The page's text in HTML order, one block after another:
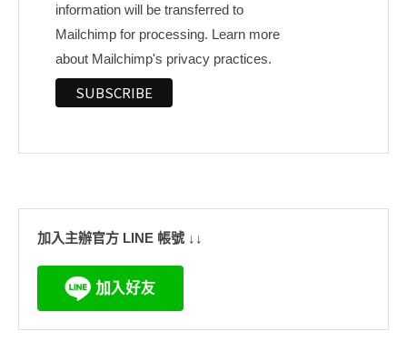
information will be transferred to
Mailchimp for processing. Learn more
about Mailchimp's privacy practices.
加入主辦官方 LINE 帳號 ↓↓